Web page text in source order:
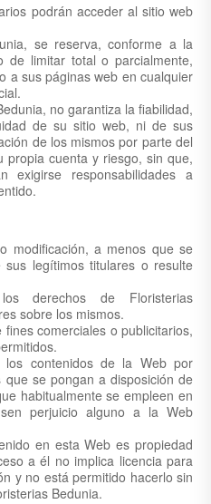
podrán acceder al sitio web
se reserva, conforme a la
de limitar total o parcialmente,
a sus páginas web en cualquier
no garantiza la fiabilidad,
de su sitio web, ni de sus
de los mismos por parte del
cuenta y riesgo, sin que,
exigirse responsabilidades a
modificación, a menos que se
legítimos titulares o resulte
derechos de Floristerias
sobre los mismos.
comerciales o publicitarios,
los contenidos de la Web por
se pongan a disposición de
habitualmente se empleen en
perjuicio alguno a la Web
en esta Web es propiedad
a él no implica licencia para
y no está permitido hacerlo sin
Bedunia.